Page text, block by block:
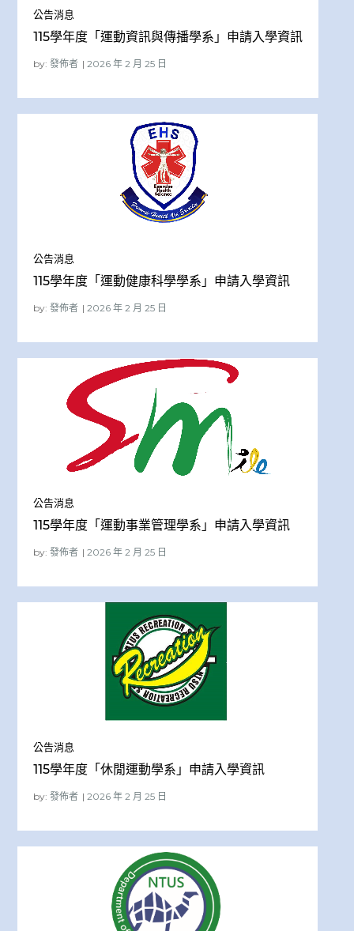
公告消息
115學年度「運動資訊與傳播學系」申請入學資訊
by:發佈者
公告消息
115學年度「運動健康科學學系」申請入學資訊
by:發佈者
公告消息
115學年度「運動事業管理學系」申請入學資訊
by:發佈者
公告消息
115學年度「休閒運動學系」申請入學資訊
by:發佈者